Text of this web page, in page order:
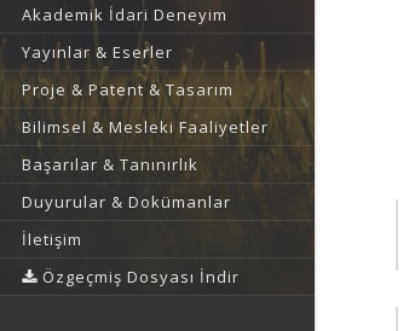
Akademik İdari Deneyim
Yayınlar & Eserler
Proje & Patent & Tasarım
Bilimsel & Mesleki Faaliyetler
Başarılar & Tanınırlık
Duyurular & Dokümanlar
İletişim
Özgeçmiş Dosyası İndir